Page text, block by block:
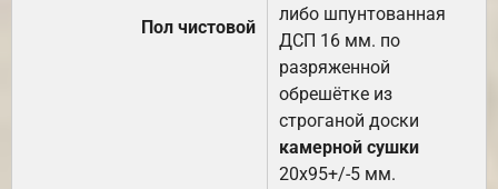
Пол чистовой
либо шпунтованная
ДСП 16 мм. по
разряженной
обрешётке из
строганой доски
камерной сушки
20х95+/-5 мм.